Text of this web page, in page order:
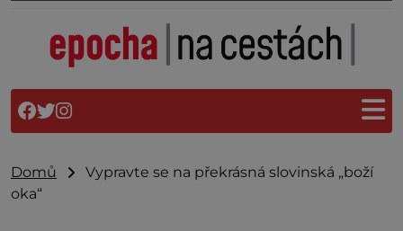
Domů
Vypravte se na překrásná slovinská „boží
oka“